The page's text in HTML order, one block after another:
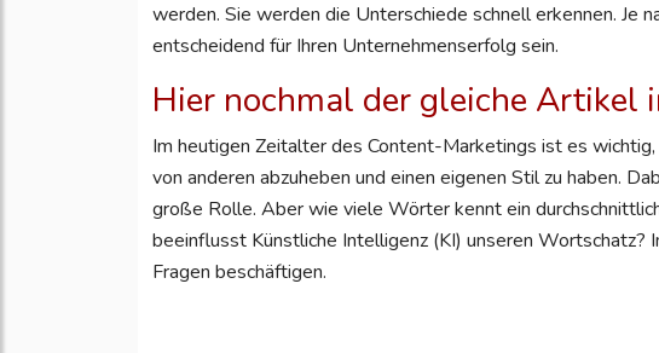
werden. Sie werden die Unterschiede schnell erkennen. Je
entscheidend für Ihren Unternehmenserfolg sein.
Hier nochmal der gleiche Artikel
Im heutigen Zeitalter des Content-Marketings ist es
von anderen abzuheben und einen eigenen Stil zu haben.
große Rolle. Aber wie viele Wörter kennt ein
beeinflusst Künstliche Intelligenz (KI) unseren Wortschatz?
Fragen beschäftigen.